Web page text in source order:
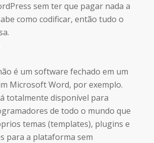
sem ter que pagar nada a
como codificar, então tudo o
é um software fechado em um
Microsoft Word, por exemplo.
totalmente disponível para
de todo o mundo que
temas (templates), plugins e
para a plataforma sem